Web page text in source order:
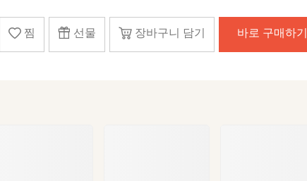
찜 선물 장바구니 담기 바로 구매하기